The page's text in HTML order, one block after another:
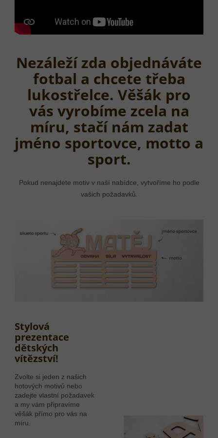
Nezáleží zda objednáváte
fotbal a chcete třeba
lukostřelce. Věšák pro
vás vyrobíme zcela na
míru, stačí nám zadat
jméno sportovce, motto a
sport.
Pokud nenajdete motiv v naší nabídce, vytvoříme ho podle
vašich požadavků.
Stylová
prezentace
dětských
vítězství!
Zvolte si jeden z našich
hotových motivů nebo
zadejte vlastní požadavek
a my vám připravíme
věšák přímo pro vás na
míru.